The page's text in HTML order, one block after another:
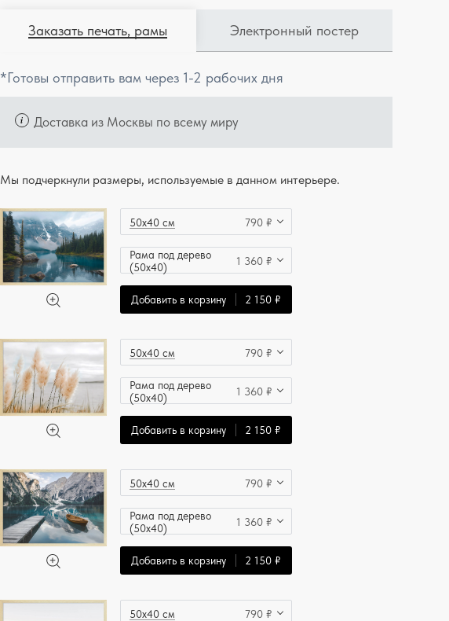
Заказать печать, рамы Электронный постер
*Готовы отправить вам через 1-2 рабочих дня
Доставка из Москвы по всему миру
Мы подчеркнули размеры, используемые в данном интерьере.
50x40 см 790 ₽
Рама под дерево
(50x40)
1 360 ₽
Добавить в корзину 2 150 ₽
50x40 см 790 ₽
Рама под дерево
(50x40)
1 360 ₽
Добавить в корзину 2 150 ₽
50x40 см 790 ₽
Рама под дерево
(50x40)
1 360 ₽
Добавить в корзину 2 150 ₽
50x40 см 790 ₽